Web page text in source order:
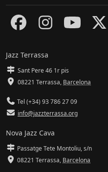
Jazz Terrassa
Sant Pere 46 1r pis
08221 Terrassa, Barcelona
Tel (+34) 93 786 27 09
info@jazzterrassa.org
Nova Jazz Cava
Passatge Tete Montoliu, s/n
08221 Terrassa, Barcelona